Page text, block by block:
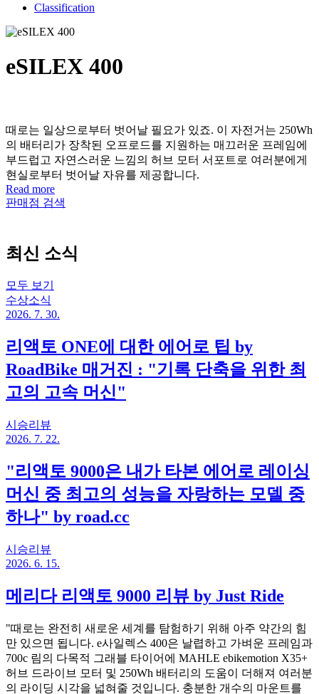
Classification
eSILEX 400
때로는 일상으로부터 벗어날 필요가 있죠. 이 자전거는 250Wh
의 배터리가 장착된 오프로드를 지원하는 매끄러운 프레임에
부드럽고 자연스러운 느낌의 허브 모터 서포트로 여러분에게
현실로부터 벗어날 자유를 제공합니다.
Read more
판매점 검색
최신 소식
모두 보기
수상소식
2026. 7. 30.
리액토 ONE에 대한 에어로 팁 by
RoadBike 매거진 : "기록 단축을 위한 최
고의 고속 머신"
시승리뷰
2026. 7. 22.
"리액토 9000은 내가 타본 에어로 레이싱
머신 중 최고의 성능을 자랑하는 모델 중
하나" by road.cc
시승리뷰
2026. 6. 15.
메리다 리액토 9000 리뷰 by Just Ride
"때로는 완전히 새로운 세계를 탐험하기 위해 아주 약간의 힘
만 있으면 됩니다. e사일렉스 400은 날렵하고 가벼운 프레임과
700c 림의 다목적 그래블 타이어에 MAHLE ebikemotion X35+
허브 드라이브 모터 및 250Wh 배터리의 도움이 더해져 여러분
의 라이딩 시각을 넓혀줄 것입니다. 충분한 개수의 마운트를